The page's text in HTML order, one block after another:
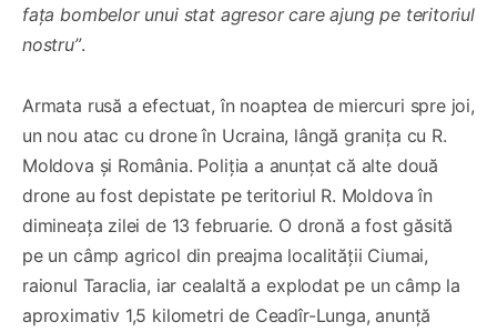
fața bombelor unui stat agresor care ajung pe teritoriul
nostru”.
Armata rusă a efectuat, în noaptea de miercuri spre joi,
un nou atac cu drone în Ucraina, lângă granița cu R.
Moldova și România. Poliția a anunțat că alte două
drone au fost depistate pe teritoriul R. Moldova în
dimineața zilei de 13 februarie. O dronă a fost găsită
pe un câmp agricol din preajma localității Ciumai,
raionul Taraclia, iar cealaltă a explodat pe un câmp la
aproximativ 1,5 kilometri de Ceadîr-Lunga, anunță